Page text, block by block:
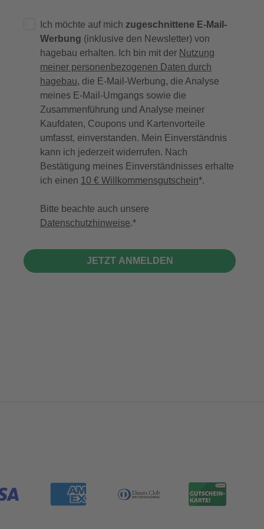
Ich möchte auf mich zugeschnittene E-Mail-
Werbung (inklusive den Newsletter) von
hagebau erhalten. Ich bin mit der Nutzung
meiner personenbezogenen Daten durch
hagebau, die E-Mail-Werbung, die Analyse
meines E-Mail-Umgangs sowie die
Zusammenführung und Analyse meiner
Kaufdaten, Coupons und Kartenvorteile
umfasst, einverstanden. Mein Einverständnis
kann ich jederzeit widerrufen. Nach
Bestätigung meines Einverständnisses erhalte
ich einen 10 € Willkommensgutschein*.
Bitte beachte auch unsere
Datenschutzhinweise.
JETZT ANMELDEN